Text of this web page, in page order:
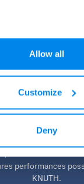
Allow all
Customize
Deny
Service de
ont besoin d’un
performances
KNUTH.